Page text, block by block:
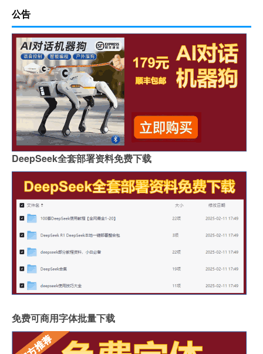
公告
DeepSeek全套部署资料免费下载
免费可商用字体批量下载